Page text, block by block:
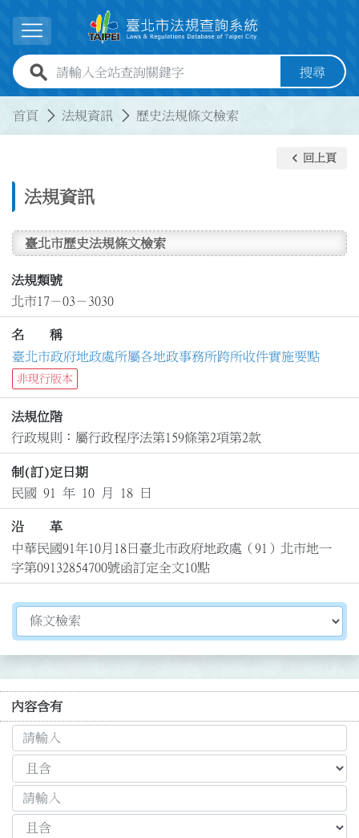
展開選單
全站查詢關鍵字欄位 搜尋
首頁 法規資訊 歷史法規條文檢索
法規資訊
keyboard_arrow_left 回上頁
臺北市歷史法規條文檢索
法規類號
北市17－03－3030
名 稱
臺北市政府地政處所屬各地政事務所跨所收件實施要點
非現行版本
法規位階
行政規則：屬行政程序法第159條第2項第2款
制(訂)定日期
民國 91 年 10 月 18 日
沿 革
中華民國91年10月18日臺北市政府地政處（91）北市地一
字第09132854700號函訂定全文10點
切換選擇法規資訊內容
內容含有